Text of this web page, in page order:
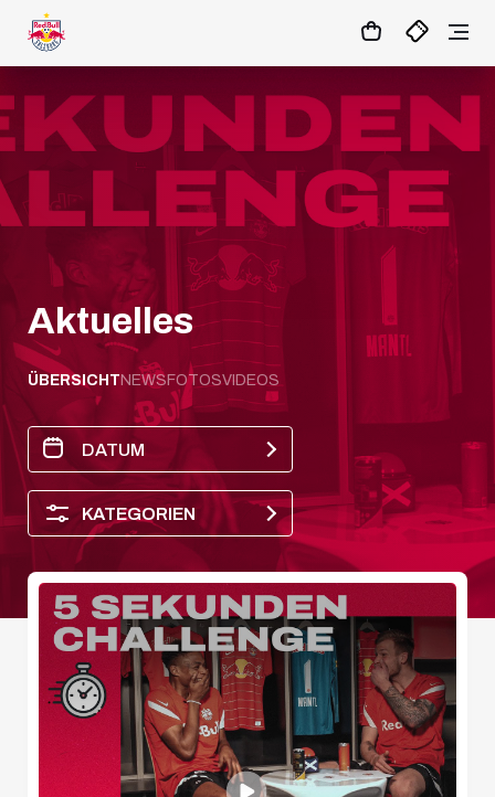
MATCHCENTER
Aktuelles
ÜBERSICHT NEWS FOTOSVIDEOS
DATUM
KATEGORIEN